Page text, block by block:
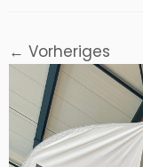
← Vorheriges